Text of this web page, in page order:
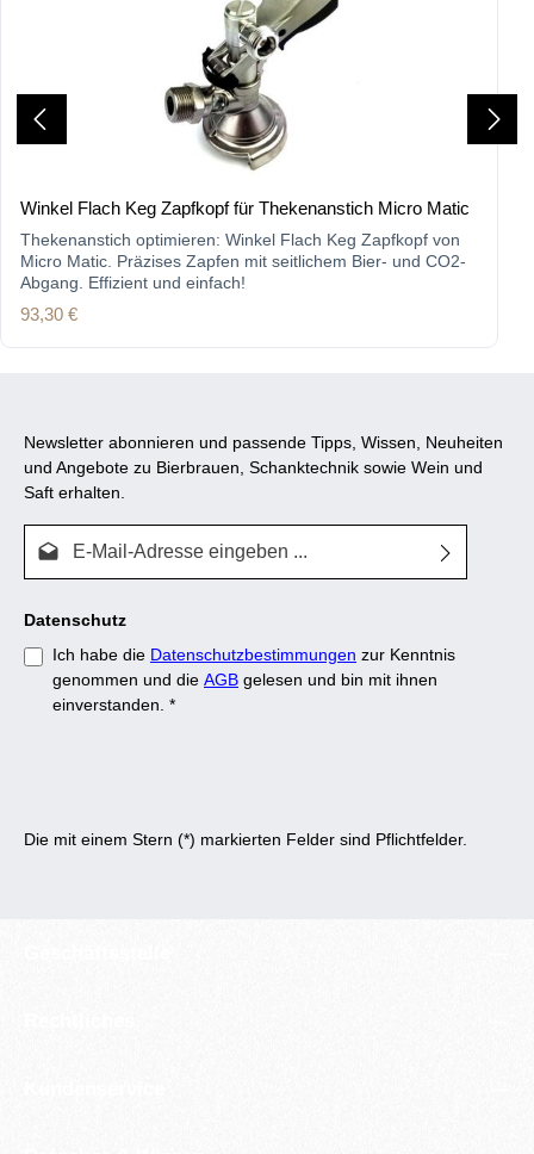
Winkel Flach Keg Zapfkopf für Thekenanstich Micro Matic
Thekenanstich optimieren: Winkel Flach Keg Zapfkopf von
Micro Matic. Präzises Zapfen mit seitlichem Bier- und CO2-
Abgang. Effizient und einfach!
Regulärer Preis:
93,30 €
Newsletter abonnieren und passende Tipps, Wissen, Neuheiten
und Angebote zu Bierbrauen, Schanktechnik sowie Wein und
Saft erhalten.
Datenschutz
Ich habe die Datenschutzbestimmungen zur Kenntnis
genommen und die AGB gelesen und bin mit ihnen
einverstanden. *
Die mit einem Stern (*) markierten Felder sind Pflichtfelder.